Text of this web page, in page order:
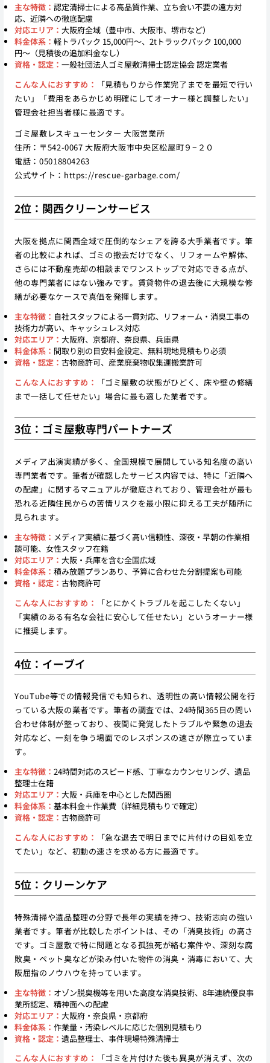
主な特徴： 認定清掃士による高品質作業、立ち会い不要の遠方対
応、近隣への徹底配慮
対応エリア： 大阪府全域（豊中市、大阪市、堺市など）
料金体系： 軽トラパック 15,000円〜、2tトラックパック 100,000
円〜（見積後の追加料金なし）
資格・認定： 一般社団法人ゴミ屋敷清掃士認定協会 認定業者
こんな人におすすめ：
「見積もりから作業完了までを最短で行い
たい」「費用をあらかじめ明確にしてオーナー様と調整したい」
管理会社担当者様に最適です。
ゴミ屋敷レスキューセンター 大阪営業所
住所：〒542-0067 大阪府大阪市中央区松屋町９−２０
電話：05018804263
公式サイト： https://rescue-garbage.com/
2位：関西クリーンサービス
大阪を拠点に関西全域で圧倒的なシェアを誇る大手業者です。筆
者の比較によれば、ゴミの撤去だけでなく、リフォームや解体、
さらには不動産売却の相談までワンストップで対応できる点が、
他の専門業者にはない強みです。賃貸物件の退去後に大規模な修
繕が必要なケースで真価を発揮します。
主な特徴： 自社スタッフによる一貫対応、リフォーム・消臭工事の
技術力が高い、キャッシュレス対応
対応エリア： 大阪府、京都府、奈良県、兵庫県
料金体系： 間取り別の目安料金設定、無料現地見積もり必須
資格・認定： 古物商許可、産業廃棄物収集運搬業許可
こんな人におすすめ：
「ゴミ屋敷の状態がひどく、床や壁の修繕
まで一括して任せたい」場合に最も適した業者です。
3位：ゴミ屋敷専門パートナーズ
メディア出演実績が多く、全国規模で展開している知名度の高い
専門業者です。筆者が確認したサービス内容では、特に「近隣へ
の配慮」に関するマニュアルが徹底されており、管理会社が最も
恐れる近隣住民からの苦情リスクを最小限に抑える工夫が随所に
見られます。
主な特徴： メディア実績に基づく高い信頼性、深夜・早朝の作業相
談可能、女性スタッフ在籍
対応エリア： 大阪・兵庫を含む全国広域
料金体系： 積み放題プランあり、予算に合わせた分割提案も可能
資格・認定： 古物商許可
こんな人におすすめ：
「とにかくトラブルを起こしたくない」
「実績のある有名な会社に安心して任せたい」というオーナー様
に推奨します。
4位：イーブイ
YouTube等での情報発信でも知られ、透明性の高い情報公開を行
っている大阪の業者です。筆者の調査では、24時間365日の問い
合わせ体制が整っており、夜間に発覚したトラブルや緊急の退去
対応など、一刻を争う場面でのレスポンスの速さが際立っていま
す。
主な特徴： 24時間対応のスピード感、丁寧なカウンセリング、遺品
整理士在籍
対応エリア： 大阪・兵庫を中心とした関西圏
料金体系： 基本料金＋作業費（詳細見積もりで確定）
資格・認定： 古物商許可
こんな人におすすめ：
「急な退去で明日までに片付けの目処を立
てたい」など、初動の速さを求める方に最適です。
5位：クリーンケア
特殊清掃や遺品整理の分野で長年の実績を持つ、技術志向の強い
業者です。筆者が比較したポイントは、その「消臭技術」の高さ
です。ゴミ屋敷で特に問題となる孤独死が絡む案件や、深刻な腐
敗臭・ペット臭などが染み付いた物件の消臭・消毒において、大
阪屈指のノウハウを持っています。
主な特徴： オゾン脱臭機等を用いた高度な消臭技術、8年連続優良事
業所認定、精神面への配慮
対応エリア： 大阪府・奈良県・京都府
料金体系： 作業量・汚染レベルに応じた個別見積もり
資格・認定： 遺品整理士、事件現場特殊清掃士
こんな人におすすめ：
「ゴミを片付けた後も異臭が消えず、次の